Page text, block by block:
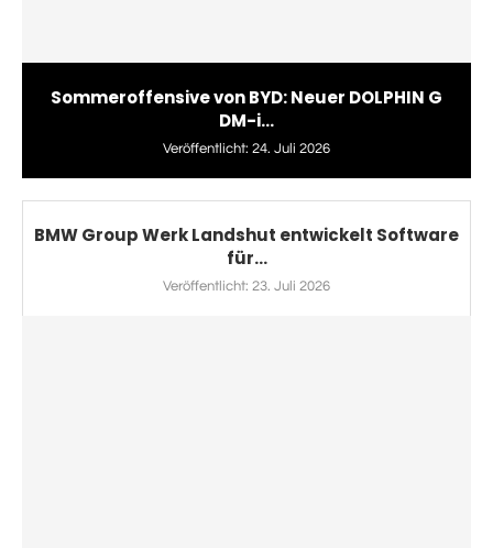
Sommeroffensive von BYD: Neuer DOLPHIN G
DM-i...
Veröffentlicht: 24. Juli 2026
BMW Group Werk Landshut entwickelt Software
für...
Veröffentlicht: 23. Juli 2026